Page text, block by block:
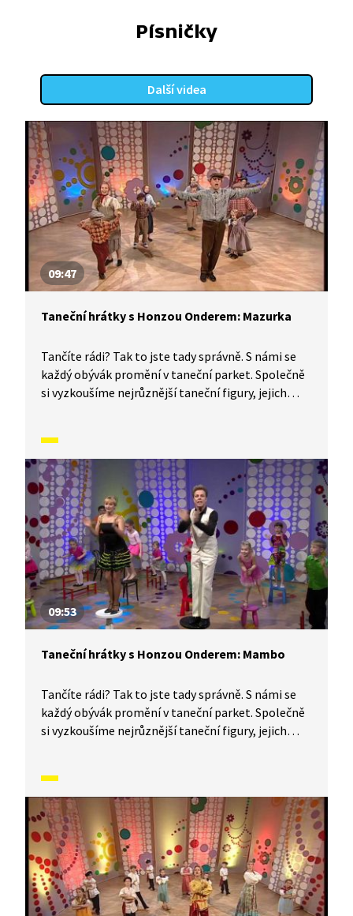
Písničky
Další videa
09:47
Taneční hrátky s Honzou Onderem: Mazurka
Tančíte rádi? Tak to jste tady správně. S námi se
každý obývák promění v taneční parket. Společně
si vyzkoušíme nejrůznější taneční figury, jejich
vás inspirovali a udělali z vás krále či královnu
každého tanečního parketu. Dneska si ukážeme,
jak to vypadá, když se tančí mazurka.
09:53
Taneční hrátky s Honzou Onderem: Mambo
Tančíte rádi? Tak to jste tady správně. S námi se
každý obývák promění v taneční parket. Společně
si vyzkoušíme nejrůznější taneční figury, jejich
vás inspirovali a udělali z vás krále či královnu
každého tanečního parketu. Dneska si ukážeme,
jak to vypadá, když se tančí mambo.